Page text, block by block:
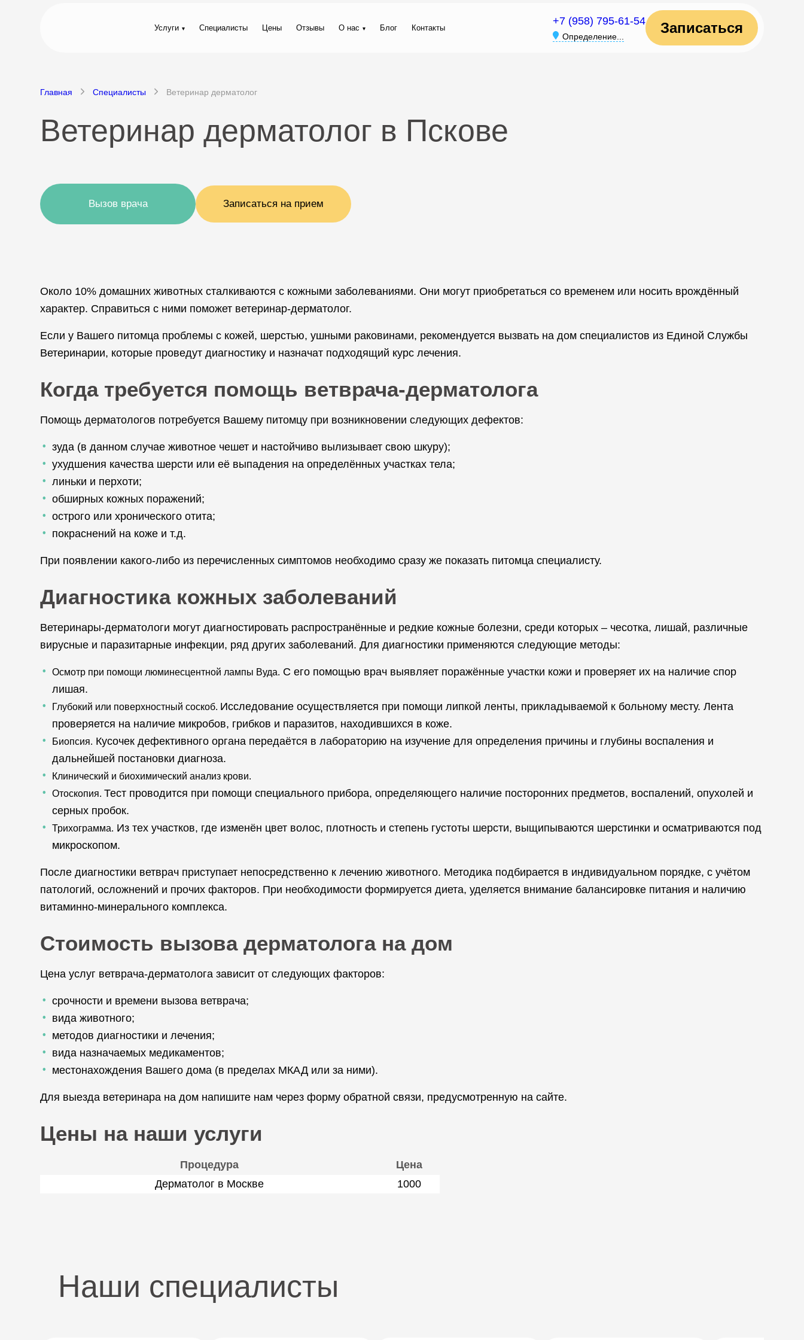
Услуги Специалисты Цены Отзывы О нас Блог Контакты
+7 (958) 795-61-54
Определение...
Записаться
Главная Специалисты Ветеринар дерматолог
Ветеринар дерматолог в Пскове
Вызов врача Записаться на прием
Около 10% домашних животных сталкиваются с кожными заболеваниями. Они могут приобретаться со временем или носить врождённый
характер. Справиться с ними поможет ветеринар-дерматолог.
Если у Вашего питомца проблемы с кожей, шерстью, ушными раковинами, рекомендуется вызвать на дом специалистов из Единой Службы
Ветеринарии, которые проведут диагностику и назначат подходящий курс лечения.
Когда требуется помощь ветврача-дерматолога
Помощь дерматологов потребуется Вашему питомцу при возникновении следующих дефектов:
зуда (в данном случае животное чешет и настойчиво вылизывает свою шкуру);
ухудшения качества шерсти или её выпадения на определённых участках тела;
линьки и перхоти;
обширных кожных поражений;
острого или хронического отита;
покраснений на коже и т.д.
При появлении какого-либо из перечисленных симптомов необходимо сразу же показать питомца специалисту.
Диагностика кожных заболеваний
Ветеринары-дерматологи могут диагностировать распространённые и редкие кожные болезни, среди которых – чесотка, лишай, различные
вирусные и паразитарные инфекции, ряд других заболеваний. Для диагностики применяются следующие методы:
Осмотр при помощи люминесцентной лампы Вуда. С его помощью врач выявляет поражённые участки кожи и проверяет их на наличие спор
лишая.
Глубокий или поверхностный соскоб. Исследование осуществляется при помощи липкой ленты, прикладываемой к больному месту. Лента
проверяется на наличие микробов, грибков и паразитов, находившихся в коже.
Биопсия. Кусочек дефективного органа передаётся в лабораторию на изучение для определения причины и глубины воспаления и
дальнейшей постановки диагноза.
Клинический и биохимический анализ крови.
Отоскопия. Тест проводится при помощи специального прибора, определяющего наличие посторонних предметов, воспалений, опухолей и
серных пробок.
Трихограмма. Из тех участков, где изменён цвет волос, плотность и степень густоты шерсти, выщипываются шерстинки и осматриваются под
микроскопом.
После диагностики ветврач приступает непосредственно к лечению животного. Методика подбирается в индивидуальном порядке, с учётом
патологий, осложнений и прочих факторов. При необходимости формируется диета, уделяется внимание балансировке питания и наличию
витаминно-минерального комплекса.
Стоимость вызова дерматолога на дом
Цена услуг ветврача-дерматолога зависит от следующих факторов:
срочности и времени вызова ветврача;
вида животного;
методов диагностики и лечения;
вида назначаемых медикаментов;
местонахождения Вашего дома (в пределах МКАД или за ними).
Для выезда ветеринара на дом напишите нам через форму обратной связи, предусмотренную на сайте.
Цены на наши услуги
Процедура
Цена
Дерматолог в Москве
1000
Наши специалисты